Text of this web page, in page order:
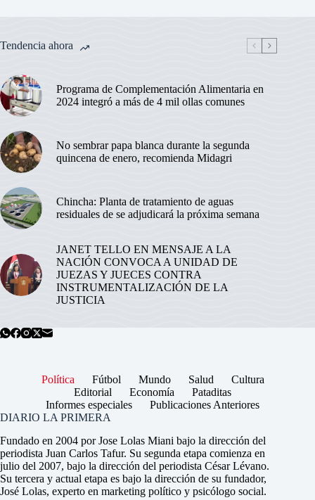
Tendencia ahora
Programa de Complementación Alimentaria en
2024 integró a más de 4 mil ollas comunes
No sembrar papa blanca durante la segunda
quincena de enero, recomienda Midagri
Chincha: Planta de tratamiento de aguas
residuales de se adjudicará la próxima semana
JANET TELLO EN MENSAJE A LA
NACIÓN CONVOCA A UNIDAD DE
JUEZAS Y JUECES CONTRA
INSTRUMENTALIZACIÓN DE LA
JUSTICIA
Política Fútbol Mundo Salud
Cultura
Editorial
Economía
Pataditas
Informes especiales
Publicaciones Anteriores
DIARIO LA PRIMERA
Fundado en 2004 por Jose Lolas Miani bajo la dirección del
periodista Juan Carlos Tafur. Su segunda etapa comienza en
julio del 2007, bajo la dirección del periodista César Lévano.
Su tercera y actual etapa es bajo la dirección de su fundador,
José Lolas, experto en marketing político y psicólogo social.